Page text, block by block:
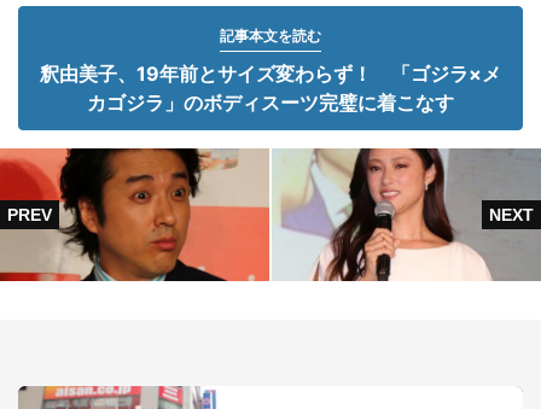
記事本文を読む
釈由美子、19年前とサイズ変わらず！ 「ゴジラ×メ
カゴジラ」のボディスーツ完璧に着こなす